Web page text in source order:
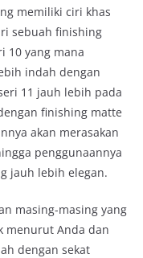
memiliki ciri khas
sebuah finishing
10 yang mana
indah dengan
11 jauh lebih pada
finishing matte
akan merasakan
penggunaannya
jauh lebih elegan.
masing-masing yang
menurut Anda dan
dengan sekat